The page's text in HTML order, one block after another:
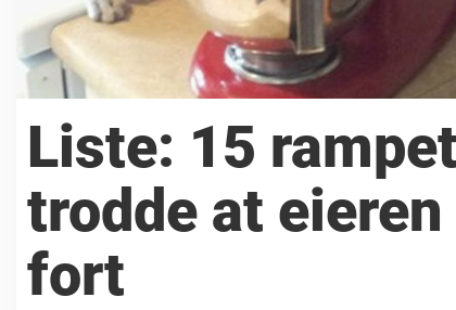
Liste: 15
trodde at
fort